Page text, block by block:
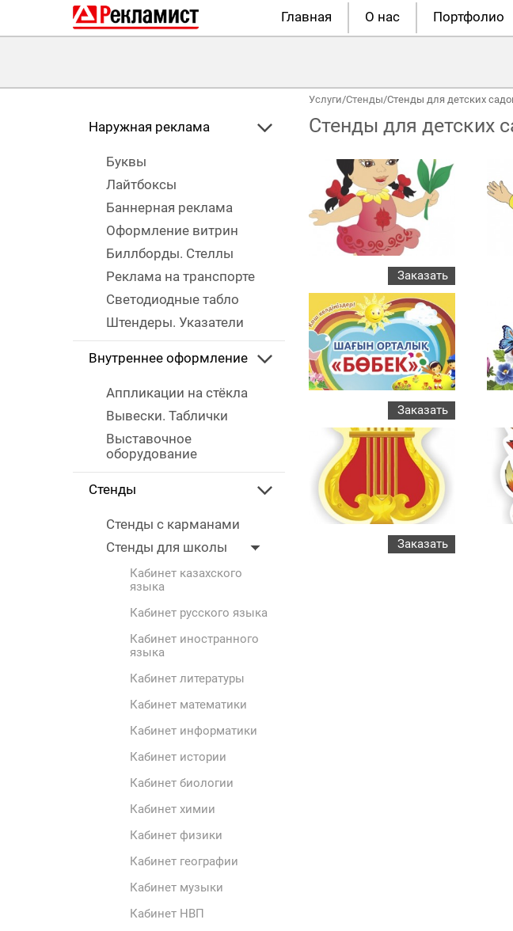
Главная О нас Портфолио
Наружная реклама
Буквы
Лайтбоксы
Баннерная реклама
Оформление витрин
Биллборды. Стеллы
Реклама на транспорте
Светодиодные табло
Штендеры. Указатели
Внутреннее оформление
Аппликации на стёкла
Вывески. Таблички
Выставочное
оборудование
Стенды
Стенды с карманами
Стенды для школы
Кабинет казахского
языка
Кабинет русского языка
Кабинет иностранного
языка
Кабинет литературы
Кабинет математики
Кабинет информатики
Кабинет истории
Кабинет биологии
Кабинет химии
Кабинет физики
Кабинет географии
Кабинет музыки
Кабинет НВП
Услуги/Стенды/Стенды для детских
Стенды для детских
Заказать
Заказать
Заказать